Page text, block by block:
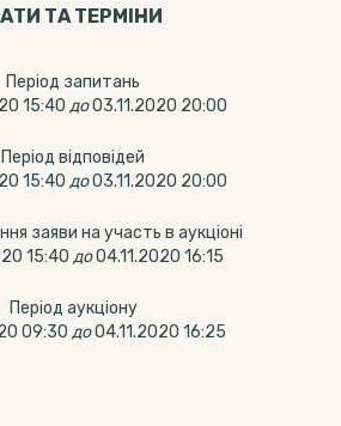
ТА ТЕРМIНИ
Період запитань
15:40 до03.11.2020 20:00
Період відповідей
15:40 до03.11.2020 20:00
заяви на участь в аукціоні
15:40 до04.11.2020 16:15
Період аукціону
09:30 до 04.11.2020 16:25